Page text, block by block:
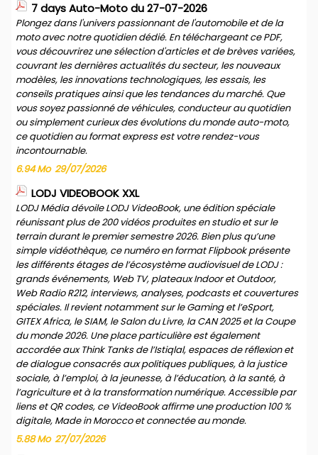
7 days Auto-Moto du 27-07-2026
Plongez dans l'univers passionnant de l'automobile et de la
moto avec notre quotidien dédié. En téléchargeant ce PDF,
vous découvrirez une sélection d'articles et de brèves variées,
couvrant les dernières actualités du secteur, les nouveaux
modèles, les innovations technologiques, les essais, les
conseils pratiques ainsi que les tendances du marché. Que
vous soyez passionné de véhicules, conducteur au quotidien
ou simplement curieux des évolutions du monde auto-moto,
ce quotidien au format express est votre rendez-vous
incontournable.
6.94 Mo 29/07/2026
LODJ VIDEOBOOK XXL
LODJ Média dévoile LODJ VideoBook, une édition spéciale
réunissant plus de 200 vidéos produites en studio et sur le
terrain durant le premier semestre 2026. Bien plus qu’une
simple vidéothèque, ce numéro en format Flipbook présente
les différents étages de l’écosystème audiovisuel de LODJ :
grands événements, Web TV, plateaux Indoor et Outdoor,
Web Radio R212, interviews, analyses, podcasts et couvertures
spéciales. Il revient notamment sur le Gaming et l’eSport,
GITEX Africa, le SIAM, le Salon du Livre, la CAN 2025 et la Coupe
du monde 2026. Une place particulière est également
accordée aux Think Tanks de l’Istiqlal, espaces de réflexion et
de dialogue consacrés aux politiques publiques, à la justice
sociale, à l’emploi, à la jeunesse, à l’éducation, à la santé, à
l’agriculture et à la transformation numérique. Accessible par
liens et QR codes, ce VideoBook affirme une production 100 %
digitale, Made in Morocco et connectée au monde.
5.88 Mo 27/07/2026